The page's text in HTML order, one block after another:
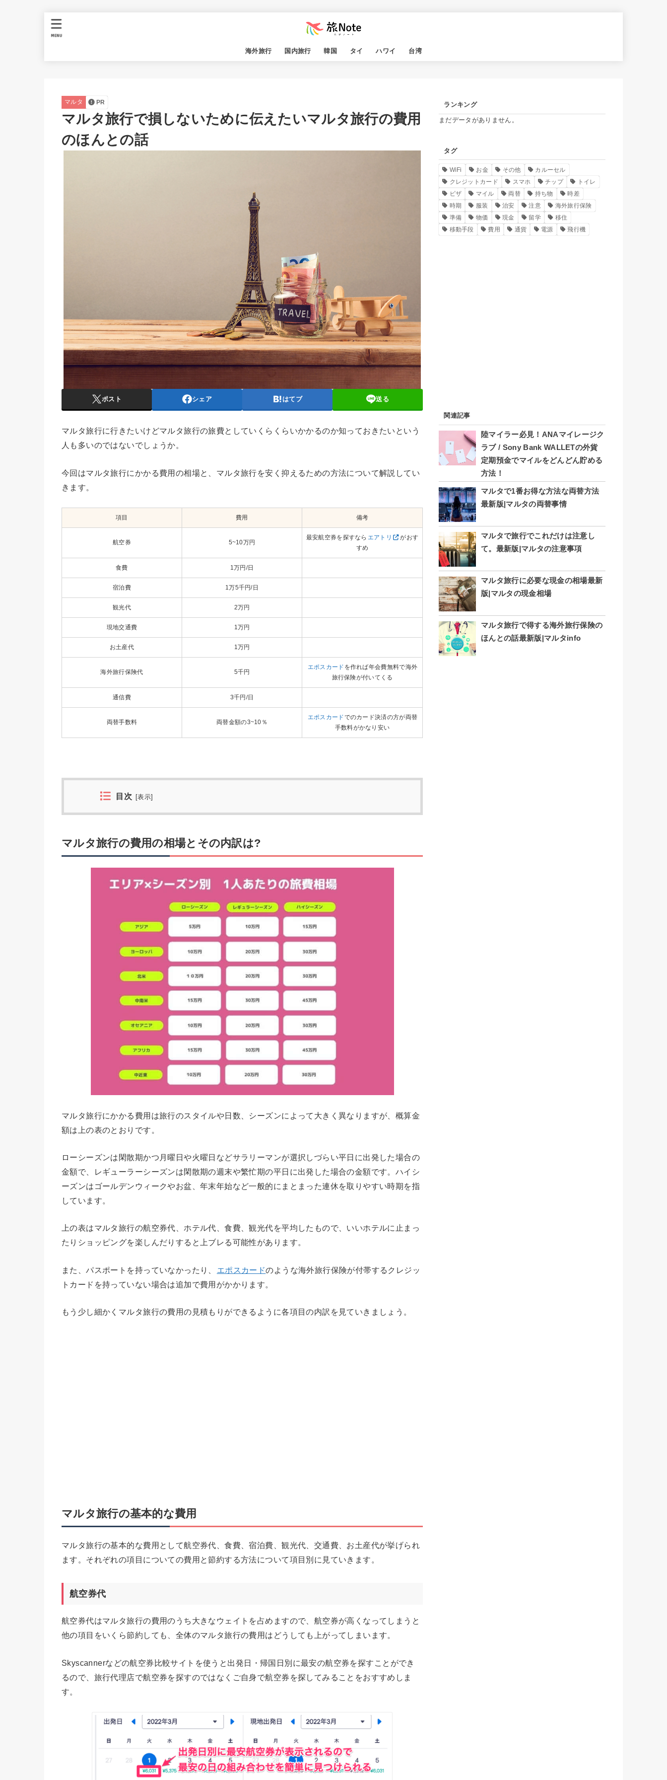
海外旅行 国内旅行 韓国 タイ ハワイ 台湾
MENU
マルタ PR
マルタ旅行で損しないために伝えたいマルタ旅行の費用
のほんとの話
ポスト シェア はてブ 送る
マルタ旅行に行きたいけどマルタ旅行の旅費としていくらくらいかかるのか知っておきたいという
人も多いのではないでしょうか。
今回はマルタ旅行にかかる費用の相場と、マルタ旅行を安く抑えるための方法について解説してい
きます。
項目 費用 備考
航空券 5~10万円
最安航空券を探すなら エアトリ
がおす
すめ
食費 1万円/日
宿泊費 1万5千円/日
観光代 2万円
現地交通費 1万円
お土産代 1万円
海外旅行保険代 5千円
エポスカード を作れば年会費無料で海外
旅行保険が付いてくる
通信費 3千円/日
両替手数料 両替金額の3~10％
エポスカードでのカード決済の方が両替
手数料がかなり安い
目次 [表示
マルタ旅行の費用の相場とその内訳は?
マルタ旅行にかかる費用は旅行のスタイルや日数、シーズンによって大きく異なりますが、概算金
額は上の表のとおりです。
ローシーズンは閑散期かつ月曜日や火曜日などサラリーマンが選択しづらい平日に出発した場合の
金額で、レギューラーシーズンは閑散期の週末や繁忙期の平日に出発した場合の金額です。ハイシ
ーズンはゴールデンウィークやお盆、年末年始など一般的にまとまった連休を取りやすい時期を指
しています。
上の表はマルタ旅行の航空券代、ホテル代、食費、観光代を平均したもので、いいホテルに止まっ
たりショッピングを楽しんだりすると上ブレる可能性があります。
また、パスポートを持っていなかったり、 エポスカードのような海外旅行保険が付帯するクレジッ
トカードを持っていない場合は追加で費用がかかります。
もう少し細かくマルタ旅行の費用の見積もりができるように各項目の内訳を見ていきましょう。
マルタ旅行の基本的な費用
マルタ旅行の基本的な費用として航空券代、食費、宿泊費、観光代、交通費、お土産代が挙げられ
ます。それぞれの項目についての費用と節約する方法について項目別に見ていきます。
航空券代
航空券代はマルタ旅行の費用のうち大きなウェイトを占めますので、航空券が高くなってしまうと
他の項目をいくら節約しても、全体のマルタ旅行の費用はどうしても上がってしまいます。
Skyscannerなどの航空券比較サイトを使うと出発日・帰国日別に最安の航空券を探すことができ
るので、旅行代理店で航空券を探すのではなくご自身で航空券を探してみることをおすすめしま
す。
ランキング
まだデータがありません。
タグ
WiFi お金 その他
カルーセル
クレジットカード
スマホ チップ
トイレ
ビザ
マイル 両替 持ち物
時差
時期
服装 治安 注意
海外旅行保険
準備
物価 現金 留学
移住
移動手段
費用 通貨 電源 飛行機
関連記事
陸マイラー必見！ANAマイレージク
ラブ / Sony Bank WALLETの外貨
定期預金でマイルをどんどん貯める
方法！
マルタで1番お得な方法な両替方法
最新版|マルタの両替事情
マルタで旅行でこれだけは注意し
て。最新版|マルタの注意事項
マルタ旅行に必要な現金の相場最新
版|マルタの現金相場
マルタ旅行で得する海外旅行保険の
ほんとの話最新版|マルタinfo